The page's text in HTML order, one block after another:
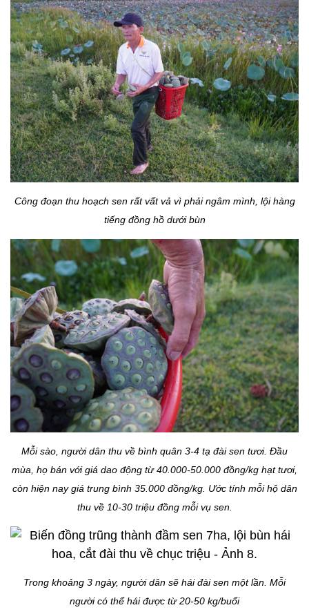
Công đoạn thu hoạch sen rất vất vả vì phải ngâm mình, lội hàng
tiếng đồng hồ dưới bùn
Mỗi sào, người dân thu về bình quân 3-4 tạ đài sen tươi. Đầu
mùa, họ bán với giá dao động từ 40.000-50.000 đồng/kg hạt tươi,
còn hiện nay giá trung bình 35.000 đồng/kg. Ước tính mỗi hộ dân
thu về 10-30 triệu đồng mỗi vụ sen.
Trong khoảng 3 ngày, người dân sẽ hái đài sen một lần. Mỗi
người có thể hái được từ 20-50 kg/buổi